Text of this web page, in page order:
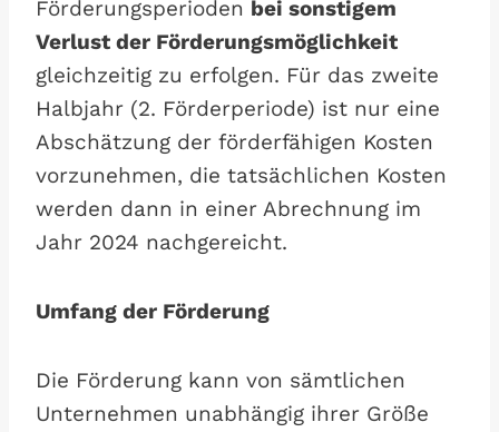
Förderungsperioden bei sonstigem
Verlust der Förderungsmöglichkeit
gleichzeitig zu erfolgen. Für das zweite
Halbjahr (2. Förderperiode) ist nur eine
Abschätzung der förderfähigen Kosten
vorzunehmen, die tatsächlichen Kosten
werden dann in einer Abrechnung im
Jahr 2024 nachgereicht.
Umfang der Förderung
Die Förderung kann von sämtlichen
Unternehmen unabhängig ihrer Größe